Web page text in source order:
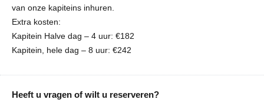
van onze kapiteins inhuren.
Extra kosten:
Kapitein Halve dag – 4 uur: €182
Kapitein, hele dag – 8 uur: €242
Heeft u vragen of wilt u reserveren?